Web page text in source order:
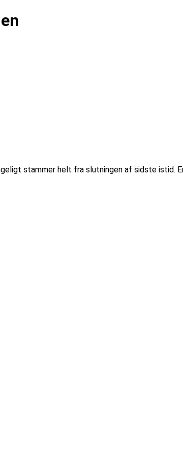
stammer helt fra slutningen af sidste